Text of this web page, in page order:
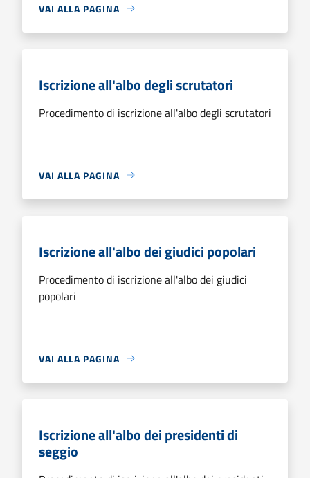
VAI ALLA PAGINA
Iscrizione all'albo degli scrutatori
Procedimento di iscrizione all'albo degli scrutatori
VAI ALLA PAGINA
Iscrizione all'albo dei giudici popolari
Procedimento di iscrizione all'albo dei giudici
popolari
VAI ALLA PAGINA
Iscrizione all'albo dei presidenti di
seggio